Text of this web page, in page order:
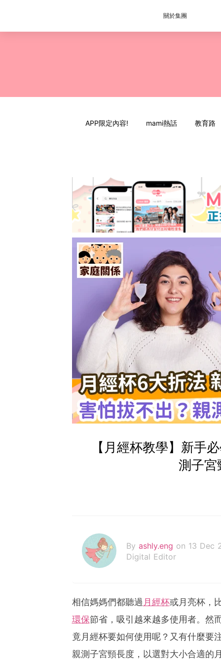
關於集團
APP限定內容! mami熱話 教育路
【月經杯教學】新手
測子宮
By ashly.eng on 13 Dec
Digital Editor
相信媽媽們都聽過 月經杯或月亮杯，
環保節省，吸引越來越多使用者。然
竟月經杯要如何使用呢？又有什麼要
親測子宮頸長度，以選對大小合適的